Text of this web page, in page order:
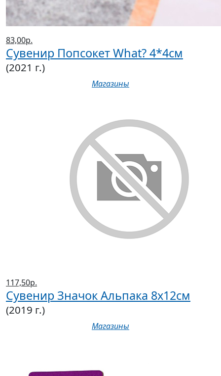
83,00р.
Сувенир Попсокет What? 4*4см
(2021 г.)
Магазины
117,50р.
Сувенир Значок Альпака 8х12см
(2019 г.)
Магазины